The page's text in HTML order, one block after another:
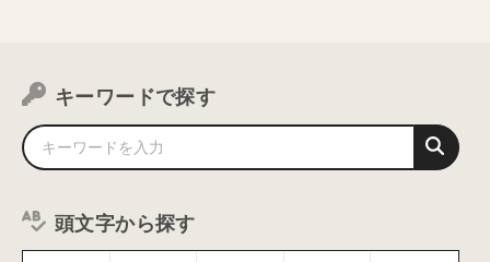
キーワードで探す
頭文字から探す